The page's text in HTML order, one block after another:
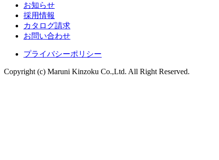
お知らせ
採用情報
カタログ請求
お問い合わせ
プライバシーポリシー
Copyright (c) Maruni Kinzoku Co.,Ltd. All Right Reserved.